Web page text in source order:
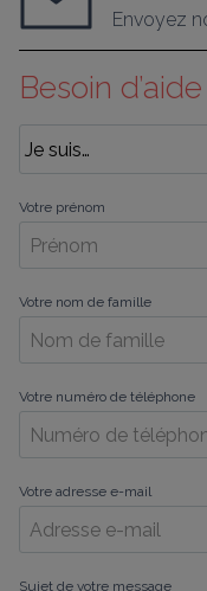
Envoyez
Besoin
Votre prénom
Votre nom de famille
Votre numéro de téléphone
Votre adresse e-mail
Sujet de votre message